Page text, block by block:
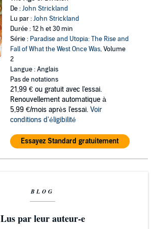
De :John Strickland
Lu par :John Strickland
Durée : 12 h et 30 min
Série : Paradise and Utopia: The Rise and
Fall of What the West Once Was, Volume
2
Langue : Anglais
Pas de notations
21,99 € ou gratuit avec l'essai.
Renouvellement automatique à
5,99 €/mois après l'essai. Voir
conditions d'éligibilité
Essayez Standard gratuitement
BLOG
Lus par leur auteur-e